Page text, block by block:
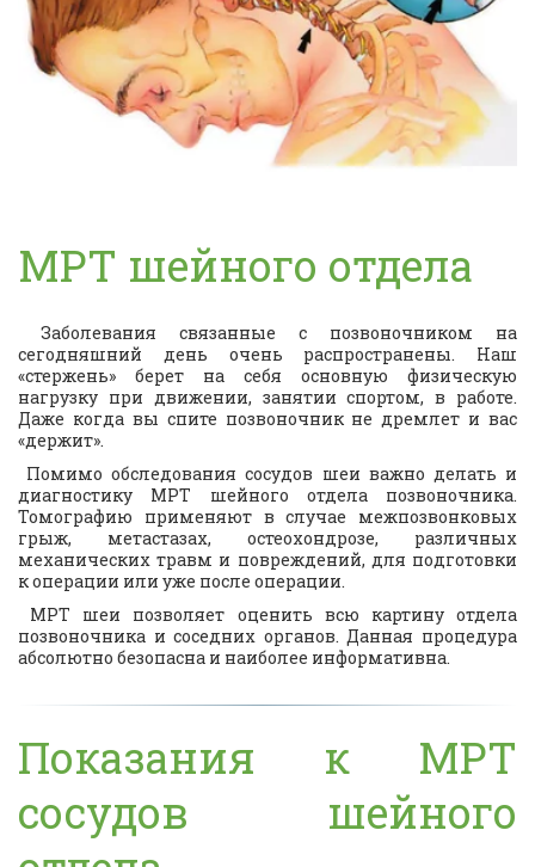
МРТ шейного отдела
Заболевания связанные с позвоночником на
сегодняшний день очень распространены. Наш
«стержень» берет на себя основную физическую
нагрузку при движении, занятии спортом, в работе.
Даже когда вы спите позвоночник не дремлет и вас
«держит».
Помимо обследования сосудов шеи важно делать и
диагностику МРТ шейного отдела позвоночника.
Томографию применяют в случае межпозвонковых
грыж, метастазах, остеохондрозе, различных
механических травм и повреждений, для подготовки
к операции или уже после операции.
МРТ шеи позволяет оценить всю картину отдела
позвоночника и соседних органов. Данная процедура
абсолютно безопасна и наиболее информативна.
Показания к МРТ
сосудов шейного